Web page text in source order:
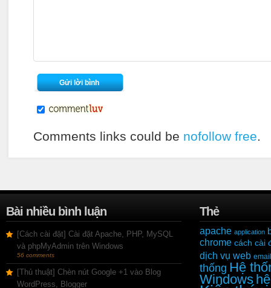
Comments links could be nofollow free.
Bài nhiều bình luận
[Cách cài đặt] Cài đặt Apache, PHP, MySQL
và phpMyAdmin trên Windows
56 comments
[Thủ thuật] Chèn nút Google +1 vào Blog
WordPress, Blogger
Thẻ
apache application
chrome cách cài
dịch vụ web email
thống Hệ
Windows